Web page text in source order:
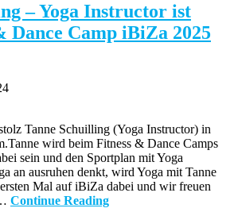
– Yoga Instructor ist
Dance Camp iBiZa 2025
Tanne Schuilling (Yoga Instructor) in
wird beim Fitness & Dance Camps
sein und den Sportplan mit Yoga
an ausruhen denkt, wird Yoga mit Tanne
Mal auf iBiZa dabei und wir freuen
Continue Reading